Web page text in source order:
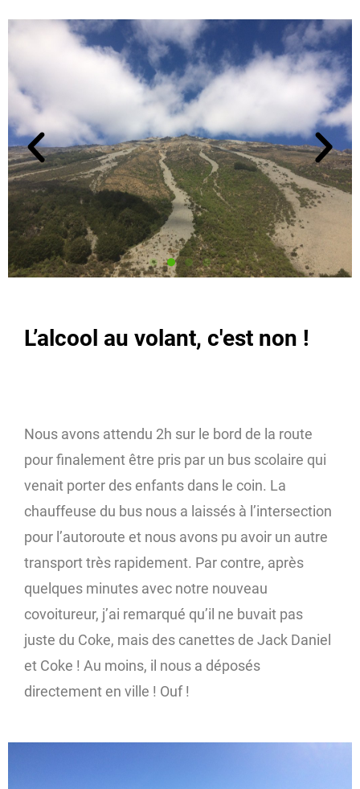
L’alcool au volant, c'est non !
Nous avons attendu 2h sur le bord de la route
pour finalement être pris par un bus scolaire qui
venait porter des enfants dans le coin. La
chauffeuse du bus nous a laissés à l’intersection
pour l’autoroute et nous avons pu avoir un autre
transport très rapidement. Par contre, après
quelques minutes avec notre nouveau
covoitureur, j’ai remarqué qu’il ne buvait pas
juste du Coke, mais des canettes de Jack Daniel
et Coke ! Au moins, il nous a déposés
directement en ville ! Ouf !